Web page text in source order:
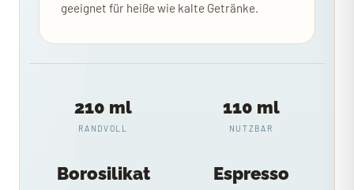
geeignet für heiße wie kalte Getränke.
210 ml
RANDVOLL
110 ml
NUTZBAR
Borosilikat Espresso